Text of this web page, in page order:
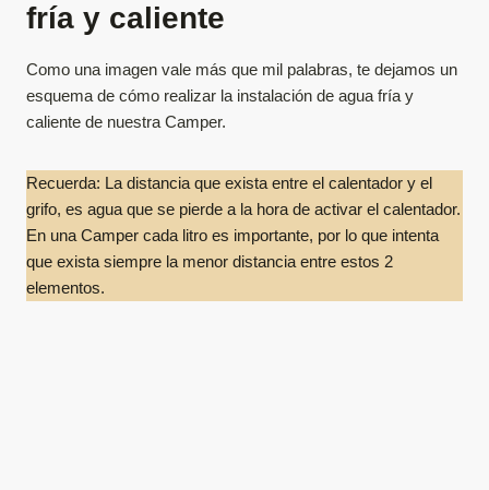
fría y caliente
Como una imagen vale más que mil palabras, te dejamos un
esquema de cómo realizar la instalación de agua fría y
caliente de nuestra Camper.
Recuerda: La distancia que exista entre el calentador y el
grifo, es agua que se pierde a la hora de activar el calentador.
En una Camper cada litro es importante, por lo que intenta
que exista siempre la menor distancia entre estos 2
elementos.